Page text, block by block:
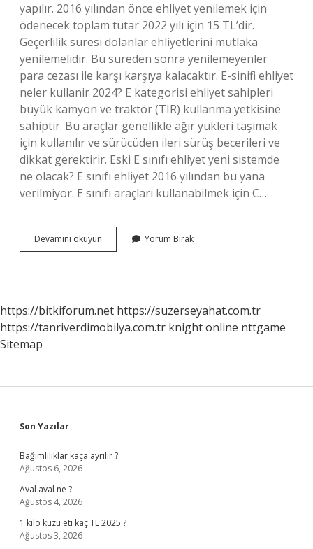
yapılır. 2016 yılından önce ehliyet yenilemek için
ödenecek toplam tutar 2022 yılı için 15 TL’dir.
Geçerlilik süresi dolanlar ehliyetlerini mutlaka
yenilemelidir. Bu süreden sonra yenilemeyenler
para cezası ile karşı karşıya kalacaktır. E-sinifi ehliyet
neler kullanir 2024? E kategorisi ehliyet sahipleri
büyük kamyon ve traktör (TIR) ​​kullanma yetkisine
sahiptir. Bu araçlar genellikle ağır yükleri taşımak
için kullanılır ve sürücüden ileri sürüş becerileri ve
dikkat gerektirir. Eski E sınıfı ehliyet yeni sistemde
ne olacak? E sınıfı ehliyet 2016 yılından bu yana
verilmiyor. E sınıfı araçları kullanabilmek için C…
Devamını okuyun
Sınıfı
Yorum Bırak
https://bitkiforum.net https://suzerseyahat.com.tr
https://tanriverdimobilya.com.tr knight online nttgame
Sitemap
Sidebar
Son Yazılar
Bağımlılıklar kaça ayrılır ?
Ağustos 6, 2026
Aval aval ne ?
Ağustos 4, 2026
1 kilo kuzu eti kaç TL 2025 ?
Ağustos 3, 2026